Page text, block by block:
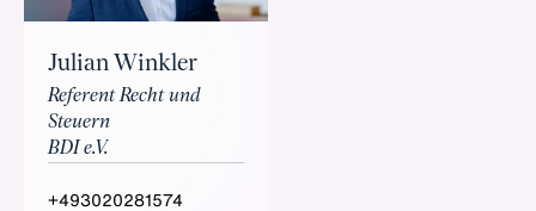
Julian Winkler
Referent Recht und
Steuern
BDI e.V.
+493020281574